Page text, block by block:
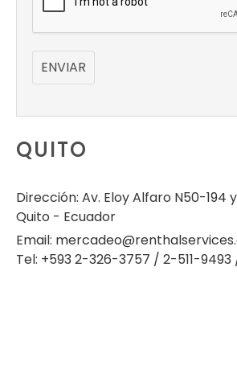
ENVIAR
QUITO
Dirección: Av. Eloy Alfaro N50-194
Quito - Ecuador
Email:
Tel: +593 2-326-3757 / 2-511-